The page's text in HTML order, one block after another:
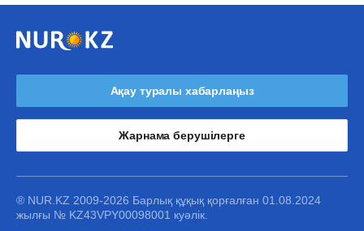
Ақау туралы хабарлаңыз
Жарнама берушілерге
® NUR.KZ 2009-2026 Барлық құқық қорғалған 01.08.2024
жылғы № KZ43VPY00098001 куәлік.